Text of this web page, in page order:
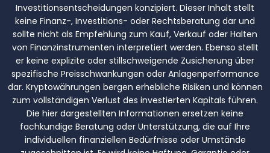
Investitionsentscheidungen konzipiert. Dieser Inhalt stellt
keine Finanz-, Investitions- oder Rechtsberatung dar und
sollte nicht als Empfehlung zum Kauf, Verkauf oder Halten
von Finanzinstrumenten interpretiert werden. Ebenso stellt
er keine explizite oder stillschweigende Zusicherung über
spezifische Preisschwankungen oder Anlagenperformance
dar. Kryptowährungen bergen erhebliche Risiken und können
zum vollständigen Verlust des investierten Kapitals führen.
Die hier dargestellten Informationen ersetzen keine
fachkundige Beratung oder Unterstützung, die auf Ihre
individuellen finanziellen Bedürfnisse oder Umstände